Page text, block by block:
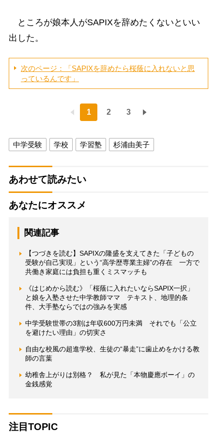
ところが娘本人がSAPIXを辞めたくないといい
出した。
次のページ：「SAPIXを辞めたら桜蔭に入れないと思
っているんです」
1 2 3
中学受験 学校 学習塾 杉浦由美子
あわせて読みたい
あなたにオススメ
関連記事
【つづきを読む】SAPIXの隆盛を支えてきた「子どもの
受験が自己実現」という“高学歴専業主婦”の存在 一方で
共働き家庭には負担も重くミスマッチも
《はじめから読む》「桜蔭に入れたいならSAPIX一択」
と娘を入塾させた中学教師ママ テキスト、地理的条
件、大手塾ならではの強みを実感
中学受験世帯の3割は年収600万円未満 それでも「公立
を避けたい理由」の切実さ
自由な校風の超進学校、生徒の“暴走”に歯止めをかける教
師の言葉
幼稚舎上がりは別格？ 私が見た「本物慶應ボーイ」の
金銭感覚
注目TOPIC